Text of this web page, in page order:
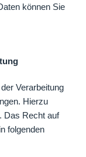
können Sie
Verarbeitung
Hierzu
Das Recht auf
folgenden